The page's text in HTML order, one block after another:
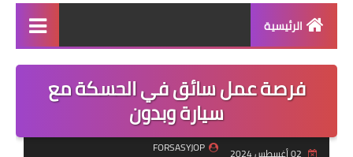
الرئيسية
القائمة
مناقصات
فرص عمل داخل سوريا
فرصة عمل سائق في الحسكة مع
سيارة وبدون
FORSASYJOP